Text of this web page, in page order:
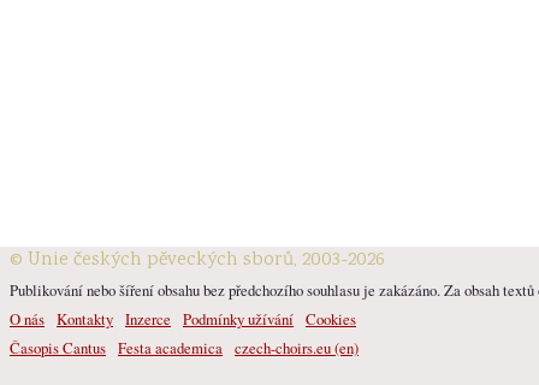
© Unie českých pěveckých sborů, 2003-2026
Publikování nebo šíření obsahu bez předchozího souhlasu je zakázáno. Za obsah
O nás Kontakty Inzerce Podmínky užívání Cookies
Časopis Cantus Festa academica czech-choirs.eu (en)